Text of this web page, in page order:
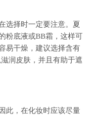
选择时一定要注意。夏
粉底液或BB霜，这样可
易干燥，建议选择含有
润皮肤，并且有助于遮
此，在化妆时应该尽量